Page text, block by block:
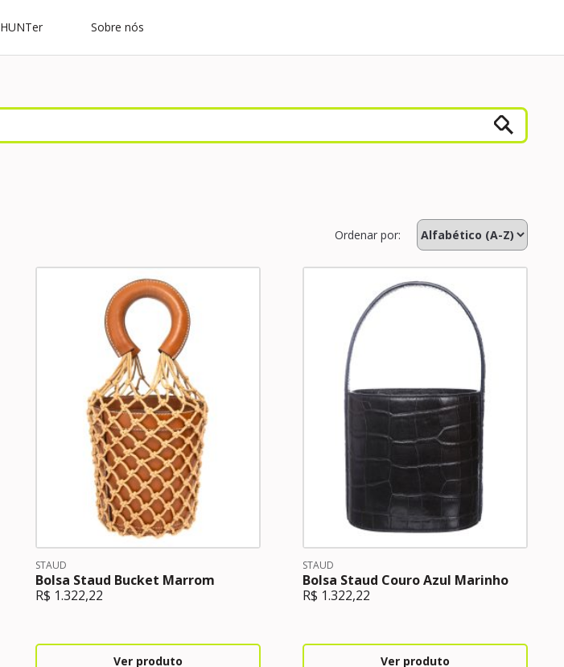
HUNTer Sobre nós
Ordenar por:
STAUD
Bolsa Staud Bucket Marrom
R$ 1.322,22
Ver produto
STAUD
Bolsa Staud Couro Azul Marinho
R$ 1.322,22
Ver produto